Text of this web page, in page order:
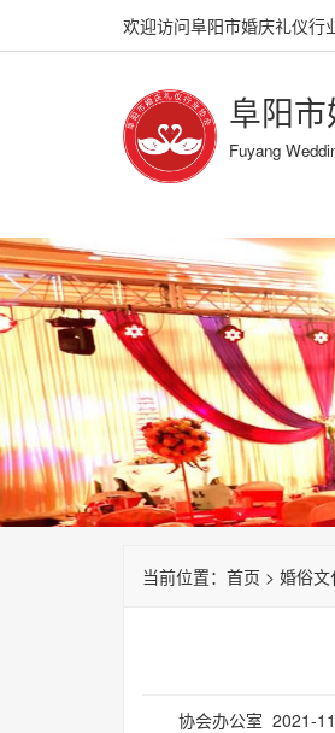
欢迎访问阜阳市婚庆礼仪行
阜阳
Fuyang
当前位置： 首页 > 婚俗文
协会办公室 2021-